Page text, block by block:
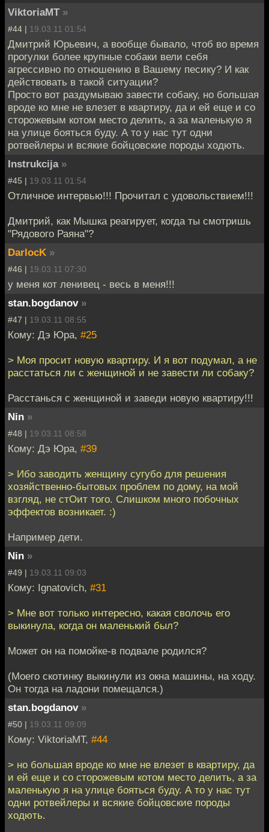
ViktoriaMT »
#44 | 19.03.11 01:54
Дмитрий Юрьевич, а вообще бывало, чтоб во время
прогулки более крупные собаки вели себя
агрессивно по отношению в Вашему песику? И как
действовать в такой ситуации?
Просто вот раздумываю завести собаку, но большая
вроде ко мне не влезет в квартиру, да и ей еще и со
сторожевым котом место делить, а за маленькую я
на улице бояться буду. А то у нас тут одни
ротвейлеры и всякие бойцовские породы ходють.
Instrukcija »
#45 | 19.03.11 01:54
Отличное интервью!!! Прочитал с удовольствием!!!
Дмитрий, как Мышка реагирует, когда ты смотришь
"Рядового Раяна"?
DarlocK »
#46 | 19.03.11 07:30
у меня кот ленивец - весь в меня!!!
stan.bogdanov »
#47 | 19.03.11 08:55
Кому: Дэ Юра, #25
> Моя просит новую квартиру. И я вот подумал, а не
расстаться ли с женщиной и не завести ли собаку?
Расстанься с женщиной и заведи новую квартиру!!!
Nin »
#48 | 19.03.11 08:58
Кому: Дэ Юра, #39
> Ибо заводить женщину сугубо для решения
хозяйственно-бытовых проблем по дому, на мой
взгляд, не стОит того. Слишком много побочных
эффектов возникает. :)
Например дети.
Nin »
#49 | 19.03.11 09:03
Кому: Ignatovich, #31
> Мне вот только интересно, какая сволочь его
выкинула, когда он маленький был?
Mожет он на помойке-в подвале родился?
(Моего скотинку выкинули из окна машины, на ходу.
Он тогда на ладони помещался.)
stan.bogdanov »
#50 | 19.03.11 09:09
Кому: ViktoriaMT, #44
> но большая вроде ко мне не влезет в квартиру, да
и ей еще и со сторожевым котом место делить, а за
маленькую я на улице бояться буду. А то у нас тут
одни ротвейлеры и всякие бойцовские породы
ходють.